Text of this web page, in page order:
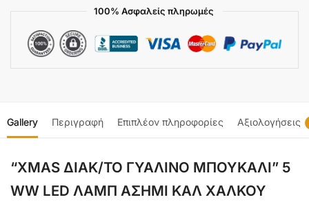
100% Ασφαλείς πληρωμές
Gallery Περιγραφή Επιπλέον πληροφορίες Αξιολογήσεις
“XMAS ΔΙΑΚ/ΤΟ ΓΥΑΛΙΝΟ ΜΠΟΥΚΑΛΙ” 5
WW LED ΛΑΜΠ ΑΣΗΜΙ ΚΑΛ ΧΑΛΚΟΥ